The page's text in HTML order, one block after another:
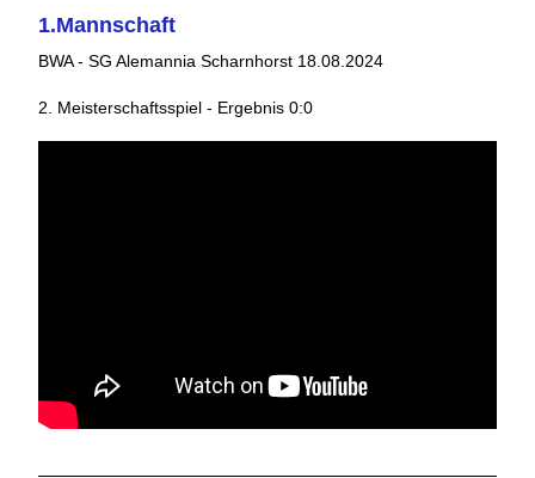
1.Mannschaft
BWA - SG Alemannia Scharnhorst 18.08.2024
2. Meisterschaftsspiel - Ergebnis 0:0